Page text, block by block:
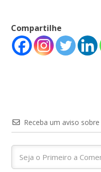
Compartilhe
Receba um aviso